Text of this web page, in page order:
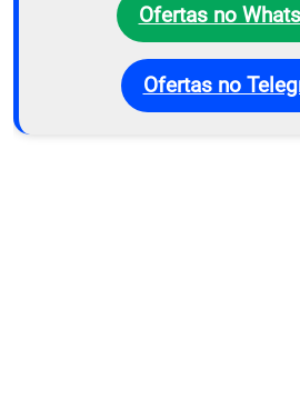
Ofertas no
Ofertas no